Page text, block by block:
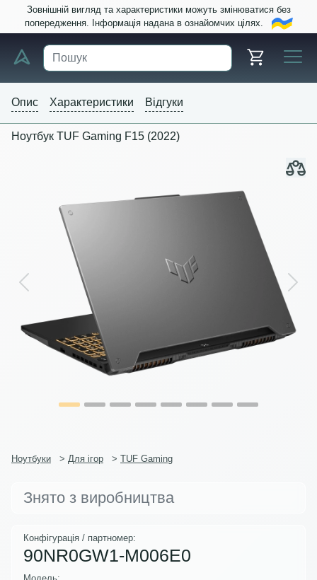
Зовнішній вигляд та характеристики можуть змінюватися без
попередження. Інформація надана в ознайомчих цілях.
Опис Характеристики Відгуки
Ноутбук TUF Gaming F15 (2022)
Previous Next
Ноутбуки > Для ігор > TUF Gaming
Знято з виробництва
Конфігурація / партномер:
90NR0GW1-M006E0